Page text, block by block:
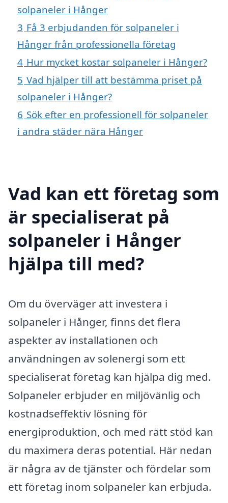
solpaneler i Hånger
3 Få 3 erbjudanden för solpaneler i
Hånger från professionella företag
4 Hur mycket kostar solpaneler i Hånger?
5 Vad hjälper till att bestämma priset på
solpaneler i Hånger?
6 Sök efter en professionell för solpaneler
i andra städer nära Hånger
Vad kan ett företag som
är specialiserat på
solpaneler i Hånger
hjälpa till med?
Om du överväger att investera i
solpaneler i Hånger, finns det flera
aspekter av installationen och
användningen av solenergi som ett
specialiserat företag kan hjälpa dig med.
Solpaneler erbjuder en miljövänlig och
kostnadseffektiv lösning för
energiproduktion, och med rätt stöd kan
du maximera deras potential. Här nedan
är några av de tjänster och fördelar som
ett företag inom solpaneler kan erbjuda.